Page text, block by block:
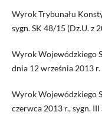
Wyrok Trybunału
sygn. SK 48/15 (Dz.U. z
Wyrok Wojewódzkiego
dnia 12 września 2013
Wyrok Wojewódzkiego
czerwca 2013 r., sygn.